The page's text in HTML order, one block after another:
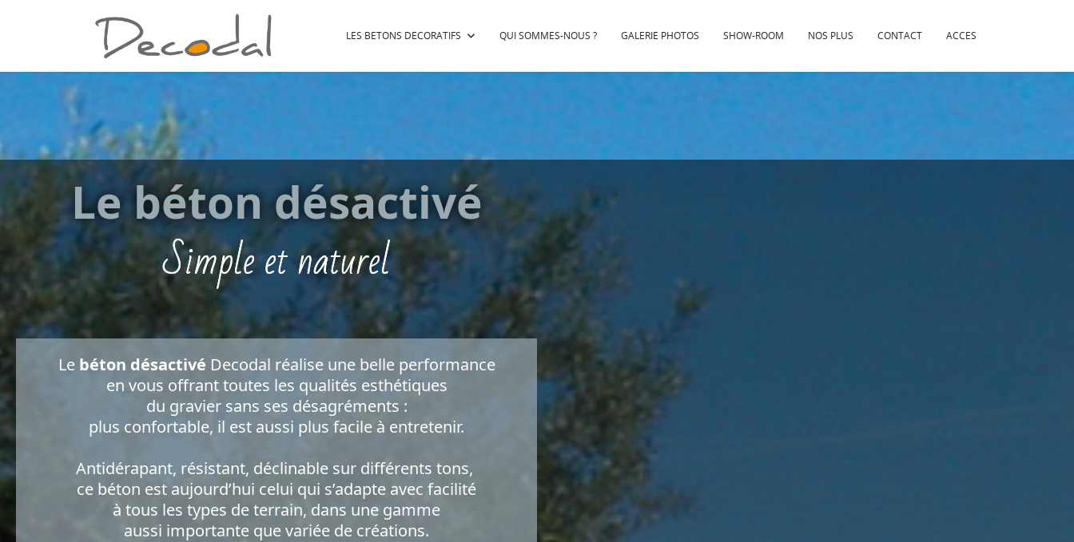
LES BETONS DECORATIFS QUI SOMMES-NOUS ? GALERIE PHOTOS SHOW-ROOM NOS PLUS CONTACT ACCES
Le béton désactivé
Simple et naturel
Le béton désactivé Decodal réalise une belle performance
en vous offrant toutes les qualités esthétiques
du gravier sans ses désagréments :
plus confortable, il est aussi plus facile à entretenir.
Antidérapant, résistant, déclinable sur différents tons,
ce béton est aujourd’hui celui qui s’adapte avec facilité
à tous les types de terrain, dans une gamme
aussi importante que variée de créations.